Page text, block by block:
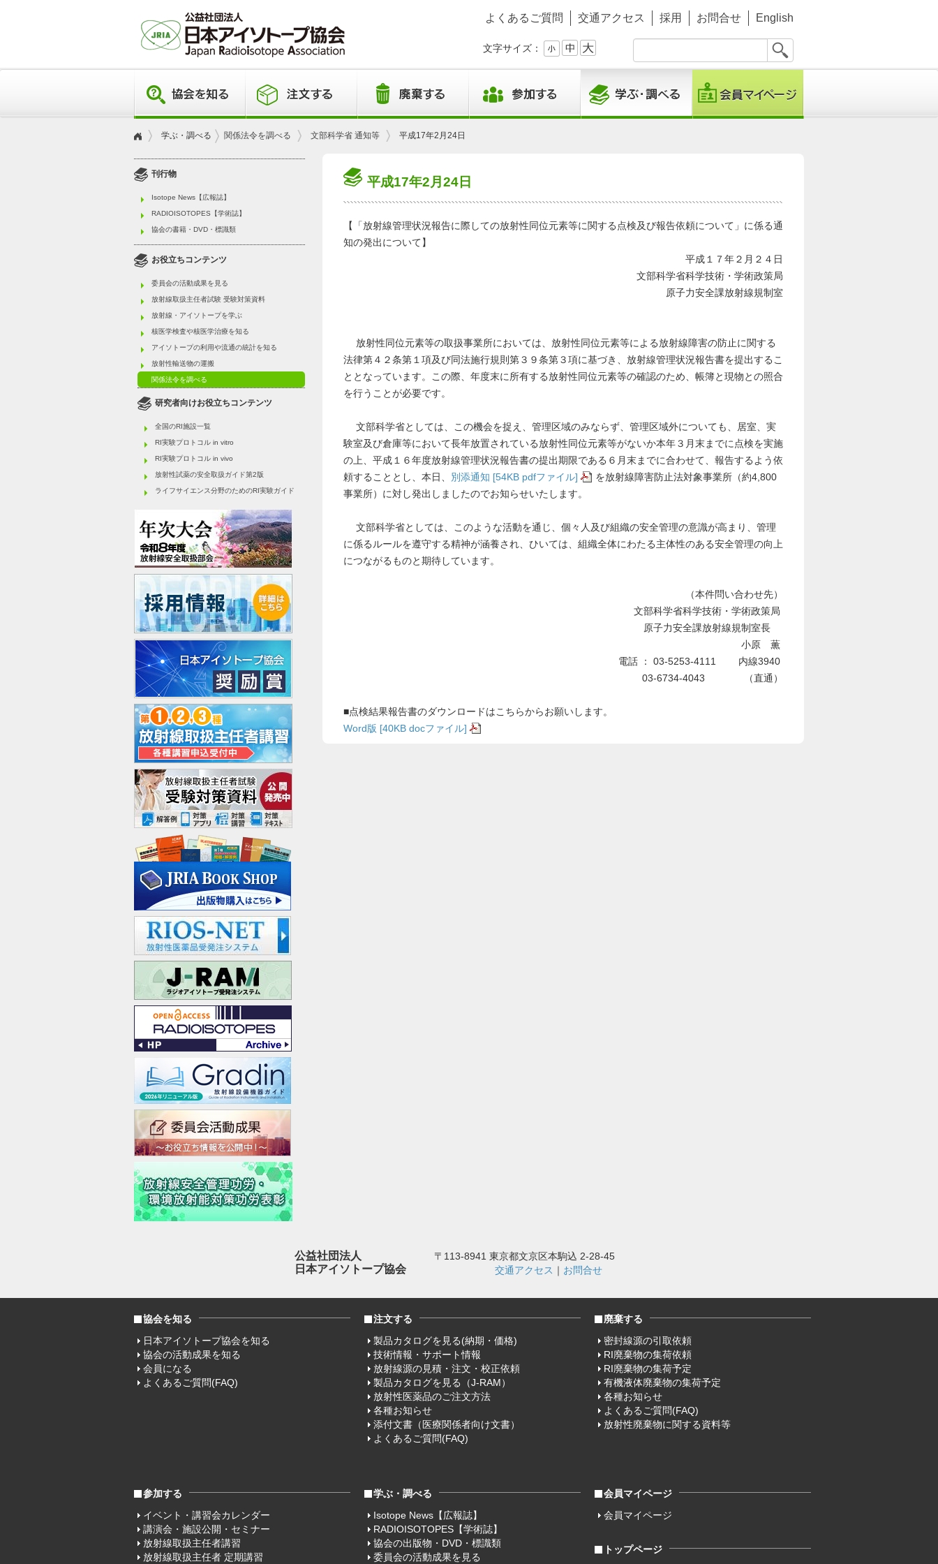
よくあるご質問 交通アクセス 採用 お問合せ English
文字サイズ：
学ぶ・調べる 関係法令を調べる 文部科学省 通知等 平成17年2月24日
平成17年2月24日
【「放射線管理状況報告に際しての放射性同位元素等に関する点検及び報告依頼について」に係る通
知の発出について】
平成１７年２月２４日
文部科学省科学技術・学術政策局
原子力安全課放射線規制室
放射性同位元素等の取扱事業所においては、放射性同位元素等による放射線障害の防止に関する
法律第４２条第１項及び同法施行規則第３９条第３項に基づき、放射線管理状況報告書を提出するこ
ととなっています。この際、年度末に所有する放射性同位元素等の確認のため、帳簿と現物との照合
を行うことが必要です。
文部科学省としては、この機会を捉え、管理区域のみならず、管理区域外についても、居室、実
験室及び倉庫等において長年放置されている放射性同位元素等がないか本年３月末までに点検を実施
の上、平成１６年度放射線管理状況報告書の提出期限である６月末までに合わせて、報告するよう依
頼することとし、本日、 別添通知 [54KB pdfファイル]
を放射線障害防止法対象事業所（約4,800
事業所）に対し発出しましたのでお知らせいたします。
文部科学省としては、このような活動を通じ、個々人及び組織の安全管理の意識が高まり、管理
に係るルールを遵守する精神が涵養され、ひいては、組織全体にわたる主体性のある安全管理の向上
につながるものと期待しています。
（本件問い合わせ先）
文部科学省科学技術・学術政策局
原子力安全課放射線規制室長
小原 薫
電話 ： 03-5253-4111 内線3940
03-6734-4043 （直通）
■点検結果報告書のダウンロードはこちらからお願いします。
Word版 [40KB docファイル]
刊行物
Isotope News【広報誌】
RADIOISOTOPES【学術誌】
協会の書籍・DVD・標識類
お役立ちコンテンツ
委員会の活動成果を見る
放射線取扱主任者試験 受験対策資料
放射線・アイソトープを学ぶ
核医学検査や核医学治療を知る
アイソトープの利用や流通の統計を知る
放射性輸送物の運搬
関係法令を調べる
研究者向けお役立ちコンテンツ
全国のRI施設一覧
RI実験プロトコル in vitro
RI実験プロトコル in vivo
放射性試薬の安全取扱ガイド第2版
ライフサイエンス分野のためのRI実験ガイド
公益社団法人
日本アイソトープ協会
〒113-8941 東京都文京区本駒込 2-28-45
交通アクセス ｜ お問合せ
協会を知る
日本アイソトープ協会を知る
協会の活動成果を知る
会員になる
よくあるご質問(FAQ)
注文する
製品カタログを見る(納期・価格)
技術情報・サポート情報
放射線源の見積・注文・校正依頼
製品カタログを見る（J-RAM）
放射性医薬品のご注文方法
各種お知らせ
添付文書（医療関係者向け文書）
よくあるご質問(FAQ)
廃棄する
密封線源の引取依頼
RI廃棄物の集荷依頼
RI廃棄物の集荷予定
有機液体廃棄物の集荷予定
各種お知らせ
よくあるご質問(FAQ)
放射性廃棄物に関する資料等
参加する
イベント・講習会カレンダー
講演会・施設公開・セミナー
放射線取扱主任者講習
放射線取扱主任者 定期講習
学ぶ・調べる
Isotope News【広報誌】
RADIOISOTOPES【学術誌】
協会の出版物・DVD・標識類
委員会の活動成果を見る
会員マイページ
会員マイページ
トップページ